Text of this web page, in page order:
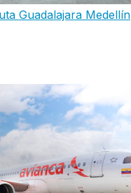
Guadalajara Medellín